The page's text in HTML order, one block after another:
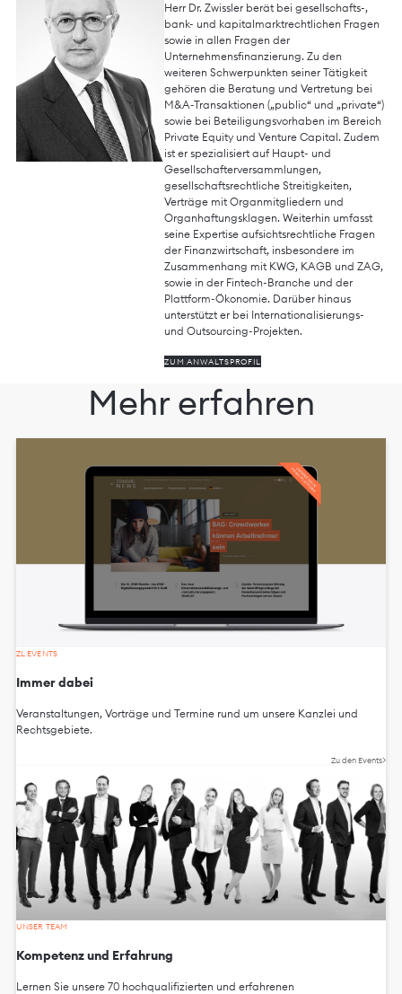
Herr Dr. Zwissler berät bei gesellschafts-,
bank- und kapitalmarktrechtlichen Fragen
sowie in allen Fragen der
Unternehmensfinanzierung. Zu den
weiteren Schwerpunkten seiner Tätigkeit
gehören die Beratung und Vertretung bei
M&A-Transaktionen („public“ und „private“)
sowie bei Beteiligungsvorhaben im Bereich
Private Equity und Venture Capital. Zudem
ist er spezialisiert auf Haupt- und
Gesellschafterversammlungen,
gesellschaftsrechtliche Streitigkeiten,
Verträge mit Organmitgliedern und
Organhaftungsklagen. Weiterhin umfasst
seine Expertise aufsichtsrechtliche Fragen
der Finanzwirtschaft, insbesondere im
Zusammenhang mit KWG, KAGB und ZAG,
sowie in der Fintech-Branche und der
Plattform-Ökonomie. Darüber hinaus
unterstützt er bei Internationalisierungs-
und Outsourcing-Projekten.
ZUM ANWALTSPROFIL
Mehr erfahren
ZL EVENTS
Immer dabei
Veranstaltungen, Vorträge und Termine rund um unsere Kanzlei und
Rechtsgebiete.
Zu den Events
UNSER TEAM
Kompetenz und Erfahrung
Lernen Sie unsere 70 hochqualifizierten und erfahrenen